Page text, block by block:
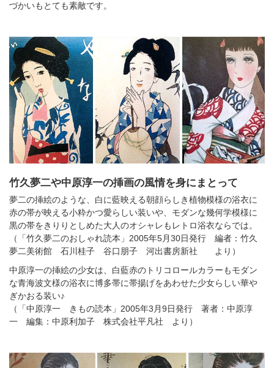
づかいもとても素敵です。
竹久夢二や中原淳一の挿画の風情を身にまとって
夢二の挿絵のような、白に藍映える朝顔らしき植物模様の浴衣に
赤の帯が映える小粋かつ愛らしい装いや、モダンな幾何学模様に
黒の帯をきりりとしめた大人のオシャレもレトロ浴衣ならでは。
（「竹久夢二のおしゃれ読本」2005年5月30日発行 編者：竹久
夢二美術館 石川桂子 谷口朋子 河出書房新社 より）
中原淳一の挿絵の少女は、白藍赤のトリコロールカラーもモダン
な青海波文様の浴衣に博多帯に帯揚げをあわせた少女らしい華や
ぎかおる装い♪
（「中原淳一 きもの読本」2005年3月9日発行 著者：中原淳
一 編集：中原利加子 株式会社平凡社 より）